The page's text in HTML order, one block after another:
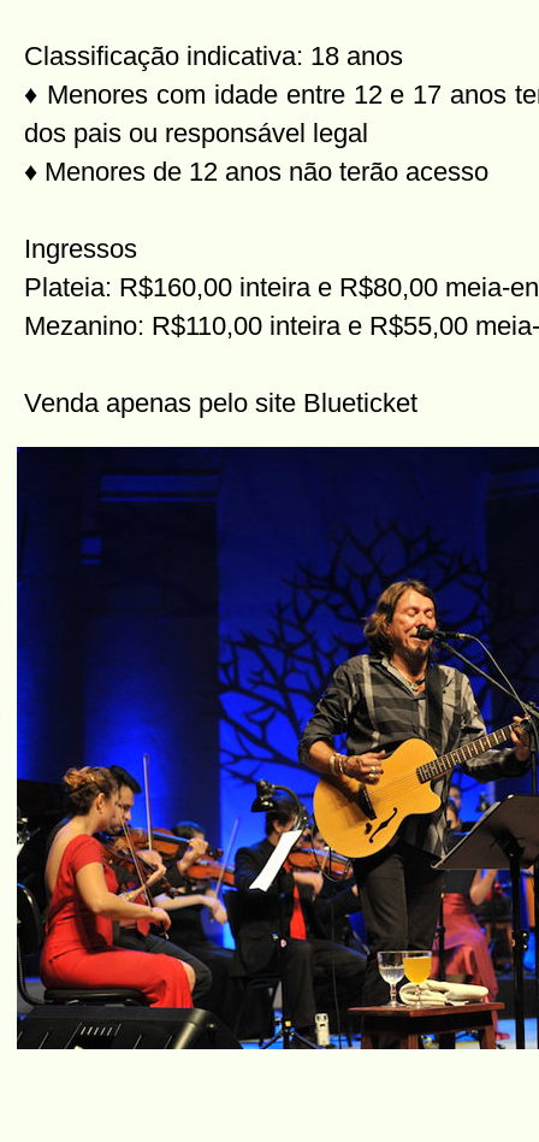
Classificação indicativa: 18 anos
♦ Menores com idade entre 12 e 17 anos
dos pais ou responsável legal
♦ Menores de 12 anos não terão acesso
Ingressos
Plateia: R$160,00 inteira e R$80,00 meia-
Mezanino: R$110,00 inteira e R$55,00
Venda apenas pelo site Blueticket